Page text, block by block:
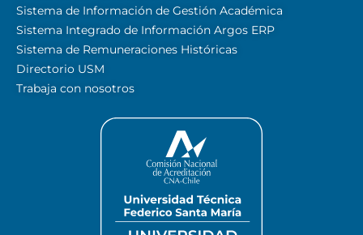
Sistema de Información de Gestión Académica
Sistema Integrado de Información Argos ERP
Sistema de Remuneraciones Históricas
Directorio USM
Trabaja con nosotros